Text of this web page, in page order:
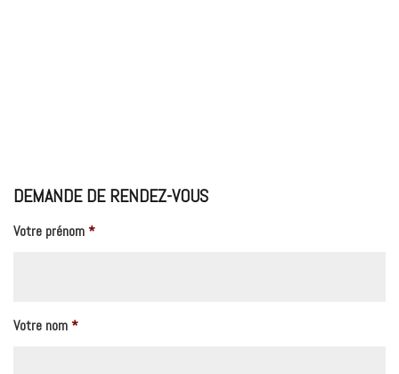
DEMANDE DE RENDEZ-VOUS
Votre prénom*
Votre nom*